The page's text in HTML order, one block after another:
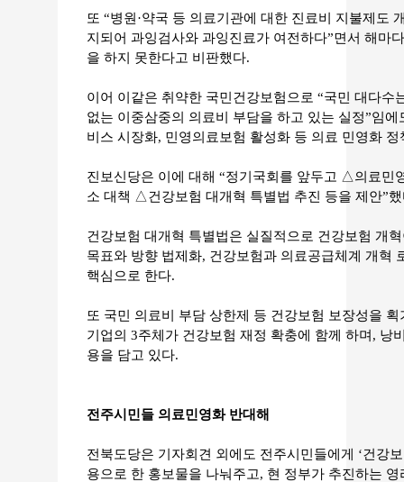
또 “병원·약국 등 의료기관에 대한 진료비 지불제도
지되어 과잉검사와 과잉진료가 여전하다”면서 해마
을 하지 못한다고 비판했다.
이어 이같은 취약한 국민건강보험으로 “국민 대다수
없는 이중삼중의 의료비 부담을 하고 있는 실정”임
비스 시장화, 민영의료보험 활성화 등 의료 민영화
진보신당은 이에 대해 “정기국회를 앞두고 △의료
소 대책 △건강보험 대개혁 특별법 추진 등을 제안”
건강보험 대개혁 특별법은 실질적으로 건강보험 개
목표와 방향 법제화, 건강보험과 의료공급체계 개혁
핵심으로 한다.
또 국민 의료비 부담 상한제 등 건강보험 보장성을
기업의 3주체가 건강보험 재정 확충에 함께 하며, 낭
용을 담고 있다.
전주시민들 의료민영화 반대해
전북도당은 기자회견 외에도 전주시민들에게 ‘건강
용으로 한 홍보물을 나눠주고, 현 정부가 추진하는